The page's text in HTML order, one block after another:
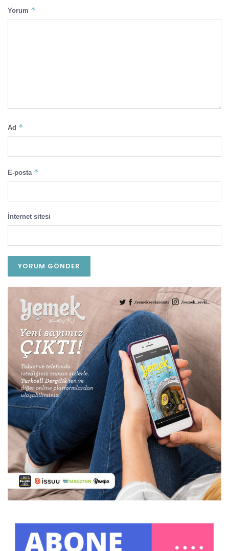
Yorum *
Ad *
E-posta *
İnternet sitesi